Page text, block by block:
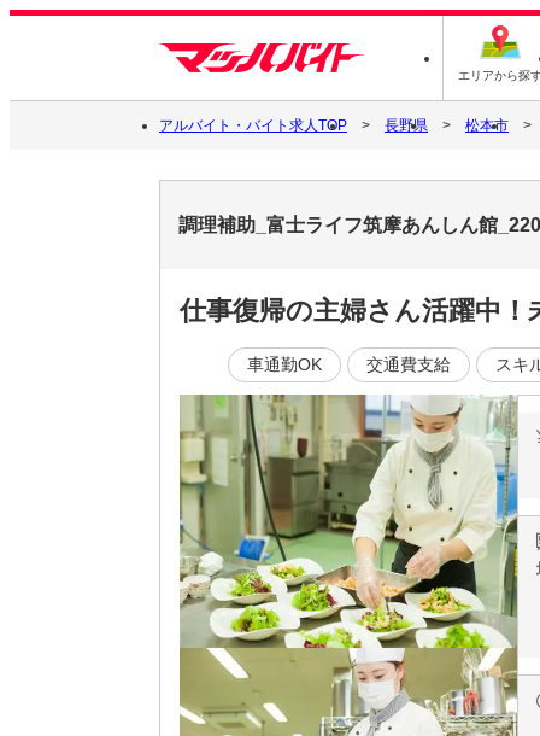
エリアから探
アルバイト・バイト求人TOP 長野県 松本市
調理補助_富士ライフ筑摩あんしん館
仕事復帰の主婦さん活躍中
車通勤OK 交通費支給 スキ